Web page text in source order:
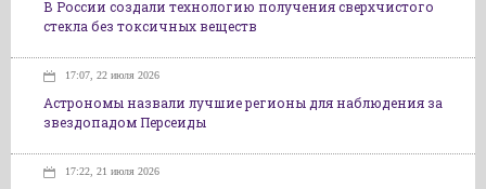
В России создали технологию получения сверхчистого
стекла без токсичных веществ
17:07, 22 июля 2026
Астрономы назвали лучшие регионы для наблюдения за
звездопадом Персеиды
17:22, 21 июля 2026